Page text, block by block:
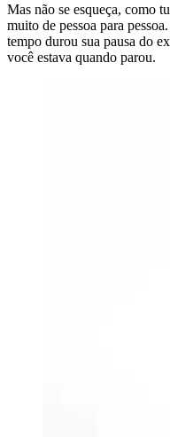
Mas não se esqueça, como
muito de pessoa para
tempo durou sua pausa do
você estava quando parou.